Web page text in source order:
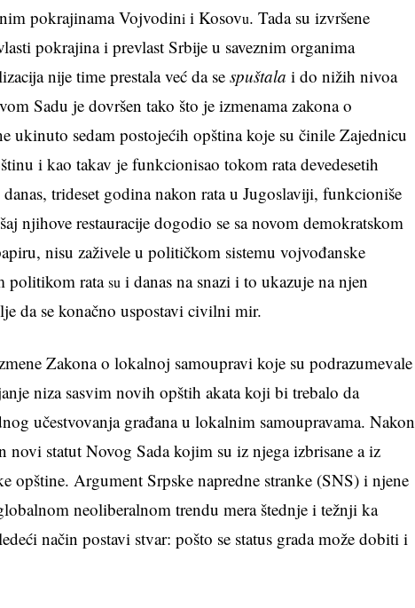
pokrajinama Vojvodini i Kosovu. Tada su izvršene
pokrajina i prevlast Srbije u saveznim organima
nije time prestala već da sespuštala i do nižih nivoa
Sadu je dovršen tako što je izmenama zakona o
ukinuto sedam postojećih opština koje su činile Zajednicu
i kao takav je funkcionisao tokom rata devedesetih
trideset godina nakon rata u Jugoslaviji, funkcioniše
njihove restauracije dogodio se sa novom demokratskom
nisu zaživele u političkom sistemu vojvođanske
politikom ratasu i danas na snazi i to ukazuje na njen
da se konačno uspostavi civilni mir.
Zakona o lokalnoj samoupravi koje su podrazumevale
niza sasvim novih opštih akata koji bi trebalo da
učestvovanja građana u lokalnim samoupravama. Nakon
novi statut Novog Sada kojim su iz njega izbrisane a iz
opštine. Argument Srpske napredne stranke (SNS) i njene
neoliberalnom trendu mera štednje i težnji ka
način postavi stvar: pošto se status grada može dobiti i